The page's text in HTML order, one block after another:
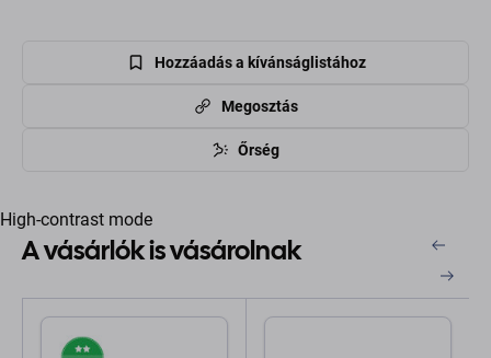
Hozzáadás a kívánságlistához
Megosztás
Őrség
High-contrast mode
A vásárlók is vásárolnak